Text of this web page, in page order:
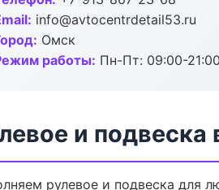
info@avtocentrdetail53.ru
Омск
работы: Пн-Пт: 09:00-
и подвеска
рулевое и подвеска для